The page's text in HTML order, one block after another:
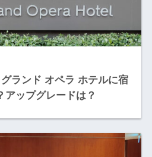
ランド オペラ ホテルに宿
ップグレードは？